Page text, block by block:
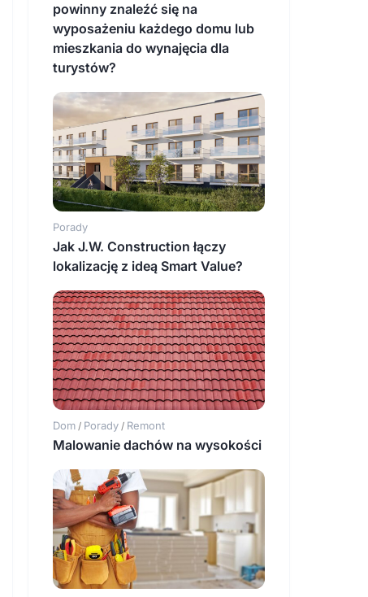
powinny znaleźć się na
wyposażeniu każdego domu lub
mieszkania do wynajęcia dla
turystów?
Porady
Jak J.W. Construction łączy
lokalizację z ideą Smart Value?
Dom / Porady / Remont
Malowanie dachów na wysokości